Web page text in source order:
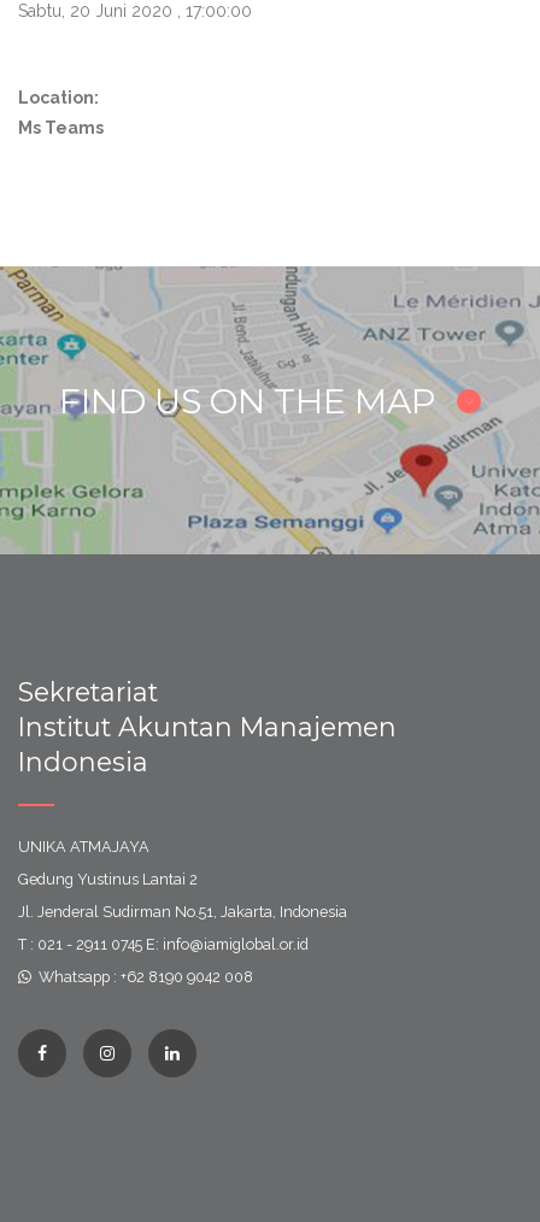
Sabtu, 20 Juni 2020 , 17:00:00
Location:
Ms Teams
FIND US ON THE MAP
Sekretariat
Institut Akuntan Manajemen
Indonesia
UNIKA ATMAJAYA
Gedung Yustinus Lantai 2
Jl. Jenderal Sudirman No.51, Jakarta, Indonesia
T : 021 - 2911 0745 E: info@iamiglobal.or.id
Whatsapp : +62 8190 9042 008